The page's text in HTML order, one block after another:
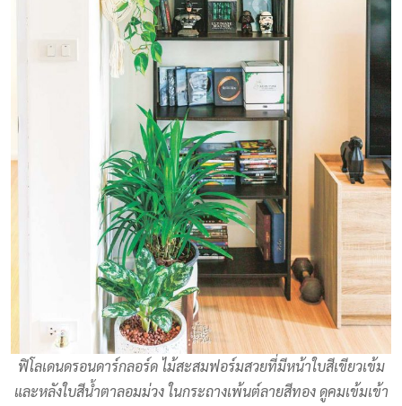
ฟิโลเดนดรอนดาร์กลอร์ด ไม้สะสมฟอร์มสวยที่มีหน้าใบสีเขียวเข้ม
และหลังใบสีน้ำตาลอมม่วง ในกระถางเพ้นต์ลายสีทอง ดูคมเข้มเข้า